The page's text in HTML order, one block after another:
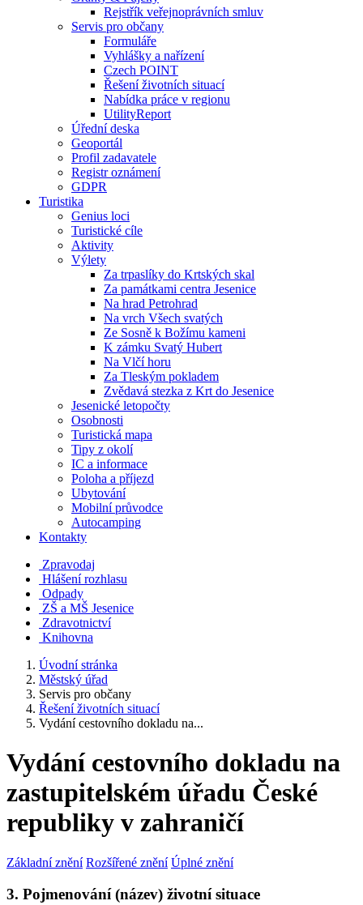
Rejstřík veřejnoprávních smluv
Servis pro občany
Formuláře
Vyhlášky a nařízení
Czech POINT
Řešení životních situací
Nabídka práce v regionu
UtilityReport
Úřední deska
Geoportál
Profil zadavatele
Registr oznámení
GDPR
Turistika
Genius loci
Turistické cíle
Aktivity
Výlety
Za trpaslíky do Krtských skal
Za památkami centra Jesenice
Na hrad Petrohrad
Na vrch Všech svatých
Ze Sosně k Božímu kameni
K zámku Svatý Hubert
Na Vlčí horu
Za Tleským pokladem
Zvědavá stezka z Krt do Jesenice
Jesenické letopočty
Osobnosti
Turistická mapa
Tipy z okolí
IC a informace
Poloha a příjezd
Ubytování
Mobilní průvodce
Autocamping
Kontakty
Zpravodaj
Hlášení rozhlasu
Odpady
ZŠ a MŠ Jesenice
Zdravotnictví
Knihovna
Úvodní stránka
Městský úřad
Servis pro občany
Řešení životních situací
Vydání cestovního dokladu na...
Vydání cestovního dokladu na
zastupitelském úřadu České
republiky v zahraničí
Základní znění Rozšířené znění Úplné znění
3. Pojmenování (název) životní situace